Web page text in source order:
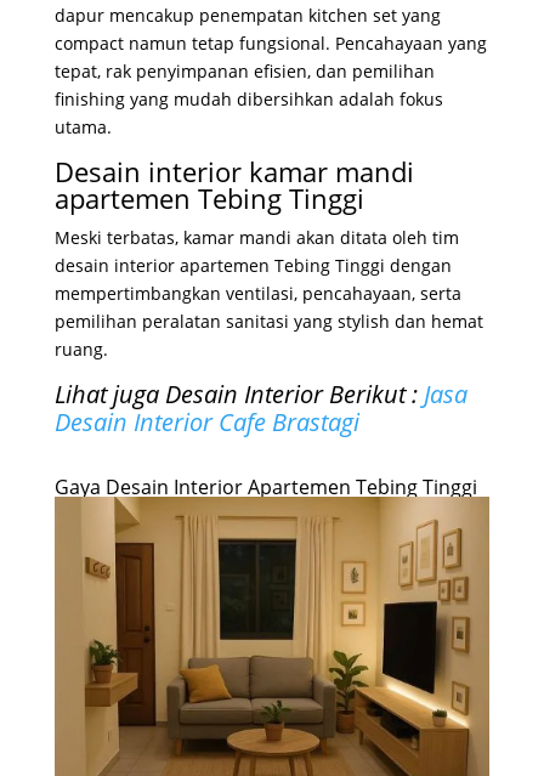
dapur mencakup penempatan kitchen set yang
compact namun tetap fungsional. Pencahayaan yang
tepat, rak penyimpanan efisien, dan pemilihan
finishing yang mudah dibersihkan adalah fokus
utama.
Desain interior kamar mandi
apartemen Tebing Tinggi
Meski terbatas, kamar mandi akan ditata oleh tim
desain interior apartemen Tebing Tinggi dengan
mempertimbangkan ventilasi, pencahayaan, serta
pemilihan peralatan sanitasi yang stylish dan hemat
ruang.
Lihat juga Desain Interior Berikut : Jasa
Desain Interior Cafe Brastagi
Gaya Desain Interior Apartemen Tebing Tinggi